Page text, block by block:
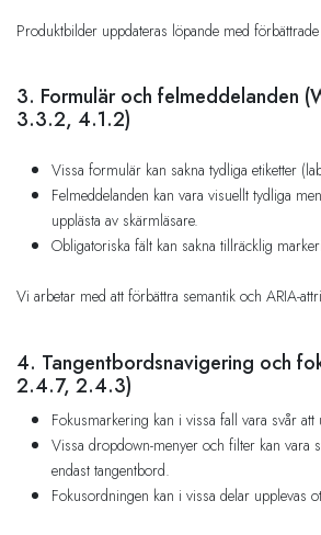
Produktbilder uppdateras löpande med
3. Formulär och felmeddelanden
3.3.2, 4.1.2)
Vissa formulär kan sakna tydliga etiketter
Felmeddelanden kan vara visuellt tydliga
upplästa av skärmläsare.
Obligatoriska fält kan sakna tillräcklig
Vi arbetar med att förbättra semantik och ARIA-
4. Tangentbordsnavigering och
2.4.7, 2.4.3)
Fokusmarkering kan i vissa fall vara svår att
Vissa dropdown-menyer och filter kan vara
endast tangentbord.
Fokusordningen kan i vissa delar upplevas